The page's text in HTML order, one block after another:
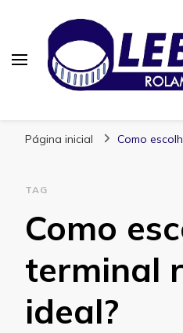
Página inicial Como
TAG
Como
terminal
ideal?